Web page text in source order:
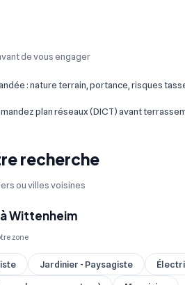
de vous engager
: nature terrain, portance, risques
plan réseaux (DICT) avant
recherche
ou villes voisines
Wittenheim
zone
Jardinier - Paysagiste